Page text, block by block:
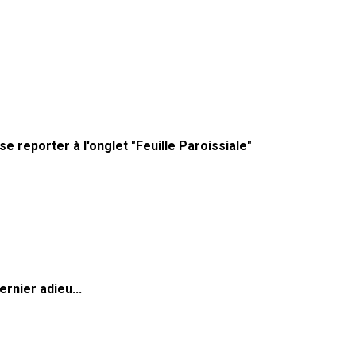
reporter à l'onglet "Feuille Paroissiale"
adieu...